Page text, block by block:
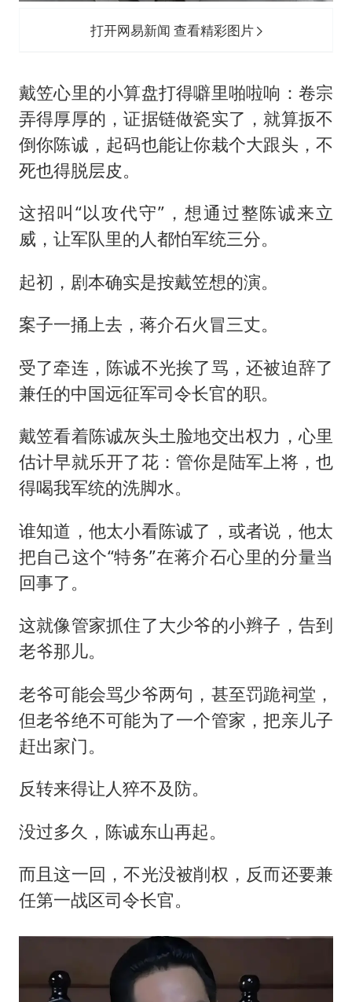
打开网易新闻 查看精彩图片
戴笠心里的小算盘打得噼里啪啦响：卷宗
弄得厚厚的，证据链做瓷实了，就算扳不
倒你陈诚，起码也能让你栽个大跟头，不
死也得脱层皮。
这招叫“以攻代守”，想通过整陈诚来立
威，让军队里的人都怕军统三分。
起初，剧本确实是按戴笠想的演。
案子一捅上去，蒋介石火冒三丈。
受了牵连，陈诚不光挨了骂，还被迫辞了
兼任的中国远征军司令长官的职。
戴笠看着陈诚灰头土脸地交出权力，心里
估计早就乐开了花：管你是陆军上将，也
得喝我军统的洗脚水。
谁知道，他太小看陈诚了，或者说，他太
把自己这个“特务”在蒋介石心里的分量当
回事了。
这就像管家抓住了大少爷的小辫子，告到
老爷那儿。
老爷可能会骂少爷两句，甚至罚跪祠堂，
但老爷绝不可能为了一个管家，把亲儿子
赶出家门。
反转来得让人猝不及防。
没过多久，陈诚东山再起。
而且这一回，不光没被削权，反而还要兼
任第一战区司令长官。